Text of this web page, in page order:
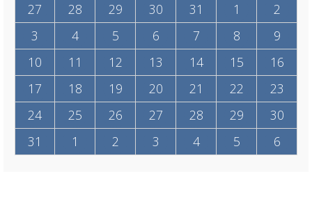
27
28 29 30 31 1
2
3
4 5 6 7 8
9
10
11 12 13 14 15
16
17
18 19 20 21 22
23
24
25 26 27 28 29
30
31
1 2 3 4 5 6